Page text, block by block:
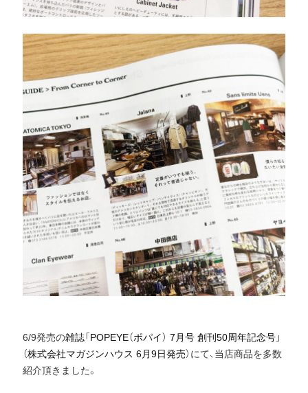
6/9発売の雑誌「POPEYE（ポパイ） 7月号 創刊50周年記念号」
（株式会社マガジンハウス 6月9日発売） にて、当店商品を多数
紹介頂きました。